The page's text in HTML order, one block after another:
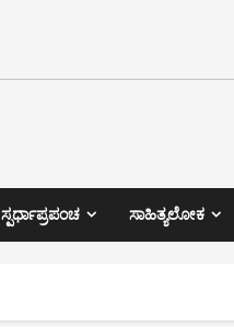
ಸ್ಪರ್ಧಾಪ್ರಪಂಚ ಸಾಹಿತ್ಯಲೋಕ